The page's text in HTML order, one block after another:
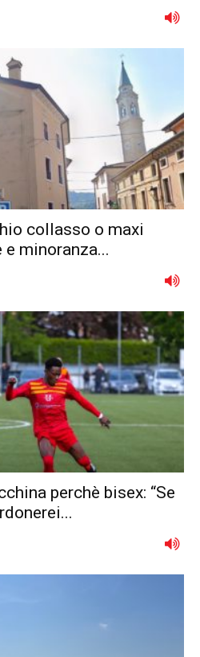
collasso o maxi
minoranza...
perchè bisex: “Se